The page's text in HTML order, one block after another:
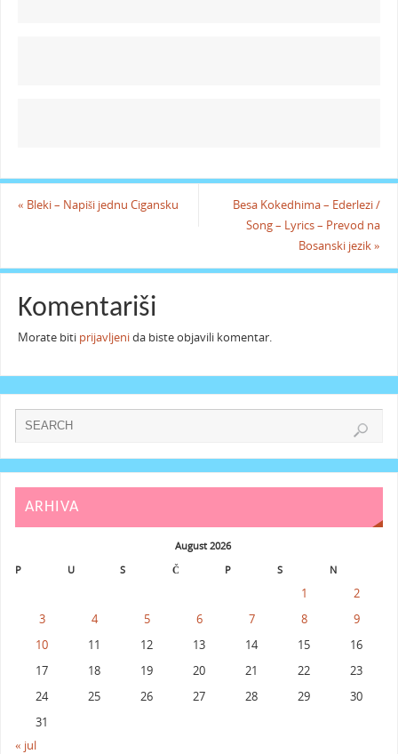
« Bleki – Napiši jednu Cigansku
Besa Kokedhima – Ederlezi /
Song – Lyrics – Prevod na
Bosanski jezik»
Komentariši
Morate biti prijavljenida biste objavili komentar.
ARHIVA
August 2026
P
U S Č P S N
1
2
3
4 5 6 7 8
9
10
11 12 13 14 15
16
17
18 19 20 21 22
23
24
25 26 27 28 29
30
31
« jul